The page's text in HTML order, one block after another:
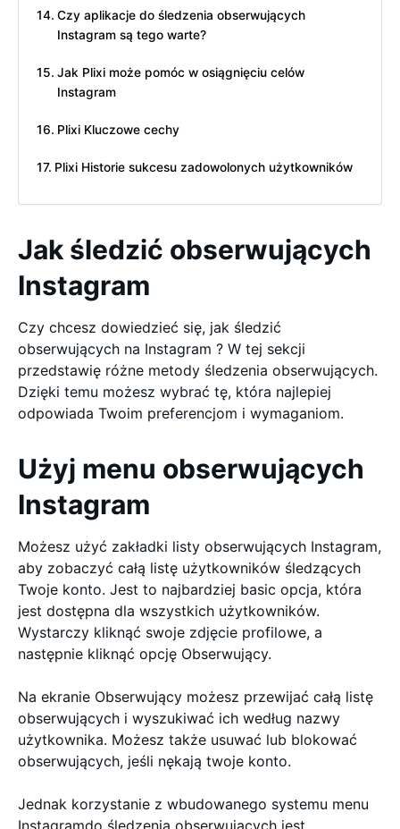
Czy aplikacje do śledzenia obserwujących
Instagram są tego warte?
Jak Plixi może pomóc w osiągnięciu celów
Instagram
Plixi Kluczowe cechy
Plixi Historie sukcesu zadowolonych użytkowników
Jak śledzić obserwujących
Instagram
Czy chcesz dowiedzieć się, jak śledzić
obserwujących na Instagram ? W tej sekcji
przedstawię różne metody śledzenia obserwujących.
Dzięki temu możesz wybrać tę, która najlepiej
odpowiada Twoim preferencjom i wymaganiom.
Użyj menu obserwujących
Instagram
Możesz użyć zakładki listy obserwujących Instagram,
aby zobaczyć całą listę użytkowników śledzących
Twoje konto. Jest to najbardziej basic opcja, która
jest dostępna dla wszystkich użytkowników.
Wystarczy kliknąć swoje zdjęcie profilowe, a
następnie kliknąć opcję Obserwujący.
Na ekranie Obserwujący możesz przewijać całą listę
obserwujących i wyszukiwać ich według nazwy
użytkownika. Możesz także usuwać lub blokować
obserwujących, jeśli nękają twoje konto.
Jednak korzystanie z wbudowanego systemu menu
Instagramdo śledzenia obserwujących jest